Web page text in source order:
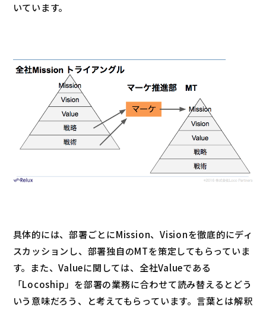
いています。
具体的には、部署ごとにMission、Visionを徹底的にディ
スカッションし、部署独自のMTを策定してもらっていま
す。また、Valueに関しては、全社Valueである
「Locoship」を部署の業務に合わせて読み替えるとどう
いう意味だろう、と考えてもらっています。言葉とは解釈